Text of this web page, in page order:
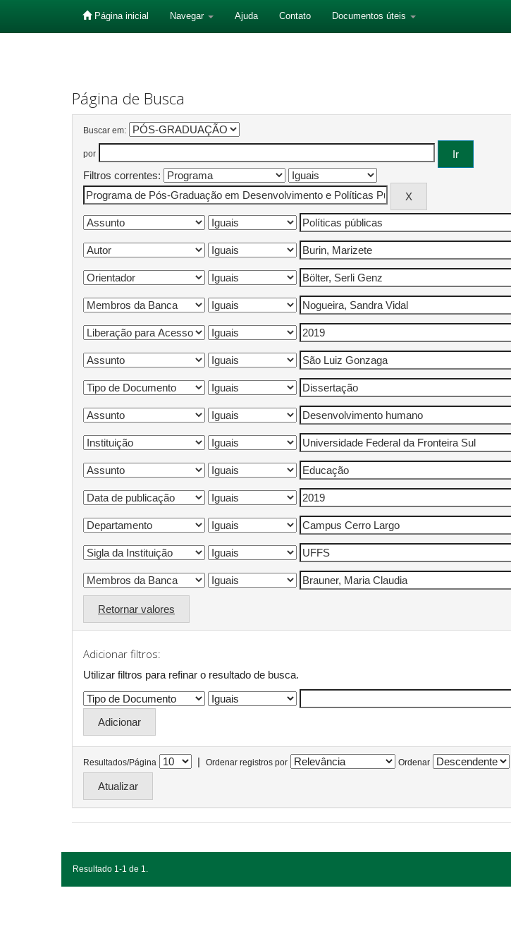
Página inicial Navegar Ajuda Contato Documentos úteis
Página de Busca
Buscar em:
por
Filtros correntes:
Retornar valores
Adicionar filtros:
Utilizar filtros para refinar o resultado de busca.
Resultados/Página | Ordenar registros por Ordenar
Resultado 1-1 de 1.